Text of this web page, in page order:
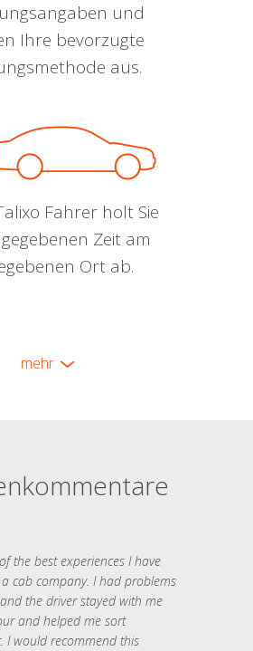
und
Ihre bevorzugte
aus.
Fahrer holt Sie
Zeit am
Ort ab.
mehr
the best experiences I have
cab company. I had problems
the driver stayed with me
and helped me sort
I would recommend this